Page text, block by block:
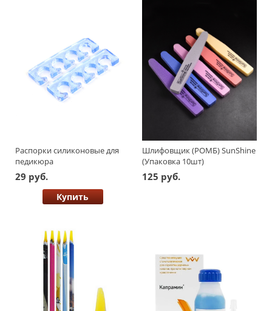
Распорки силиконовые для
педикюра
29 руб.
Купить
Шлифовщик (РОМБ) SunShine
(Упаковка 10шт)
125 руб.